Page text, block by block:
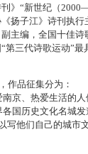
》“新世纪（
扬子江》诗刊执行
主编，全国十佳诗
第三代诗歌运动”最
作品征集分为：
京、热爱生活的人
国历史文化名城
他们自己的城市